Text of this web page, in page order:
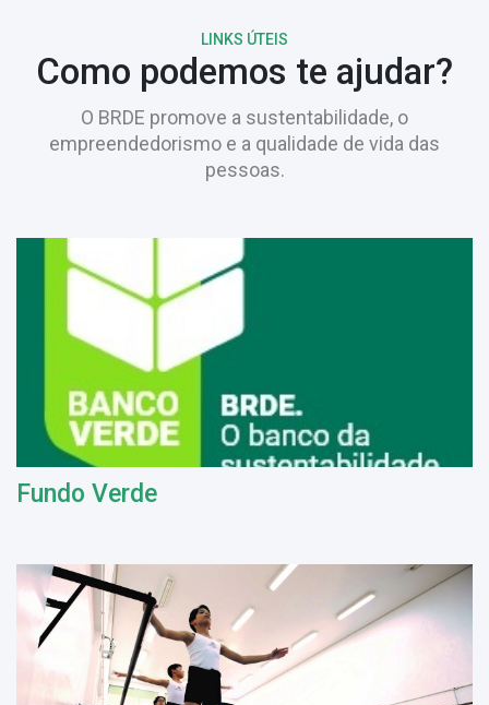
LINKS ÚTEIS
Como podemos te ajudar?
O BRDE promove a sustentabilidade, o
empreendedorismo e a qualidade de vida das
pessoas.
Fundo Verde